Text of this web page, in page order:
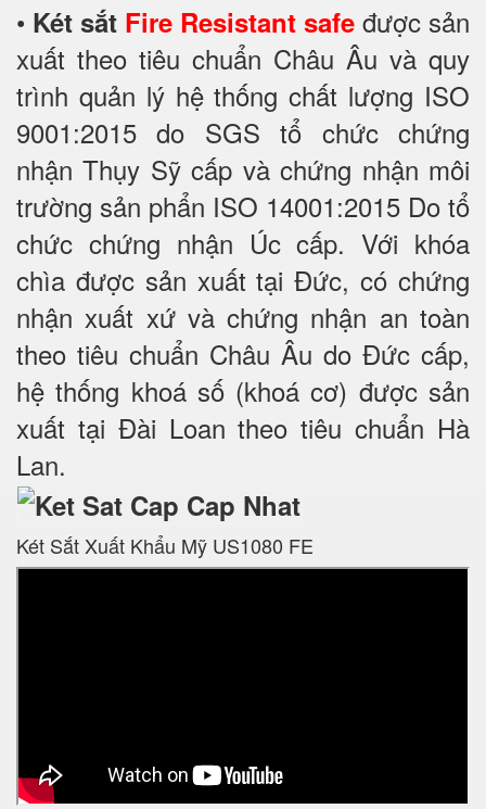
• Két sắt Fire Resistant safe được sản
xuất theo tiêu chuẩn Châu Âu và quy
trình quản lý hệ thống chất lượng ISO
9001:2015 do SGS tổ chức chứng
nhận Thụy Sỹ cấp và chứng nhận môi
trường sản phẩn ISO 14001:2015 Do tổ
chức chứng nhận Úc cấp. Với khóa
chìa được sản xuất tại Đức, có chứng
nhận xuất xứ và chứng nhận an toàn
theo tiêu chuẩn Châu Âu do Đức cấp,
hệ thống khoá số (khoá cơ) được sản
xuất tại Đài Loan theo tiêu chuẩn Hà
Lan.
Két Sắt Xuất Khẩu Mỹ US1080 FE